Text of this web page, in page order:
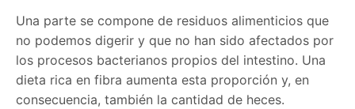
Una parte se compone de residuos alimenticios que
no podemos digerir y que no han sido afectados por
los procesos bacterianos propios del intestino. Una
dieta rica en fibra aumenta esta proporción y, en
consecuencia, también la cantidad de heces.